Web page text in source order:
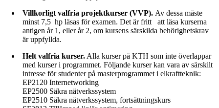
Villkorligt valfria projektkurser (VVP). Av dessa måste
minst 7,5 hp läsas för examen. Det är fritt att läsa kurserna
antigen år 1, eller år 2, om kursens särskilda behörighetskrav
är uppfyllda.
Helt valfria kurser. Alla kurser på KTH som inte överlappar
med kurser i programmet. Följande kurser kan vara av särskilt
intresse för studenter på masterprogrammet i elkraftteknik:
EP2120 Internetworking
EP2500 Säkra nätverkssystem
EP2510 Säkra nätverkssystem, fortsättningskurs